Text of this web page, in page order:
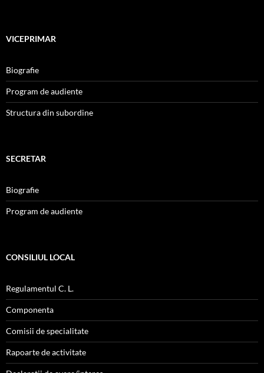
VICEPRIMAR
Biografie
Program de audiente
Structura din subordine
SECRETAR
Biografie
Program de audiente
CONSILIUL LOCAL
Regulamentul C. L.
Componenta
Comisii de specialitate
Rapoarte de activitate